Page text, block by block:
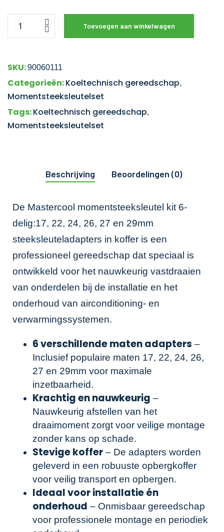
Toevoegen aan winkelwagen
SKU:90060111
Categorieën:Koeltechnisch gereedschap,
Momentsteeksleutelset
Tags:Koeltechnisch gereedschap,
Momentsteeksleutelset
Beschrijving Beoordelingen (0)
De Mastercool momentsteeksleutel kit 6-
delig:17, 22, 24, 26, 27 en 29mm
steeksleuteladapters in koffer is een
professioneel gereedschap dat speciaal is
ontwikkeld voor het nauwkeurig vastdraaien
van onderdelen bij de installatie en het
onderhoud van airconditioning- en
verwarmingssystemen.
6 verschillende maten adapters –
Inclusief populaire maten 17, 22, 24, 26,
27 en 29mm voor maximale
inzetbaarheid.
Krachtig en nauwkeurig –
Nauwkeurig afstellen van het
draaimoment zorgt voor veilige montage
zonder kans op schade.
Stevige koffer – De adapters worden
geleverd in een robuuste opbergkoffer
voor veilig transport en opbergen.
Ideaal voor installatie én
onderhoud – Onmisbaar gereedschap
voor professionele montage en periodiek